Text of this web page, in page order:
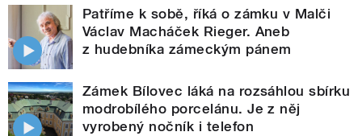
Patříme k sobě, říká o zámku v Malči
Václav Macháček Rieger. Aneb
z hudebníka zámeckým pánem
Zámek Bílovec láká na rozsáhlou sbírku
modrobílého porcelánu. Je z něj
vyrobený nočník i telefon